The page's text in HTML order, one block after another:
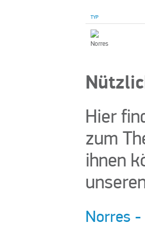
TYP
Hier
zum
ihnen
Norres